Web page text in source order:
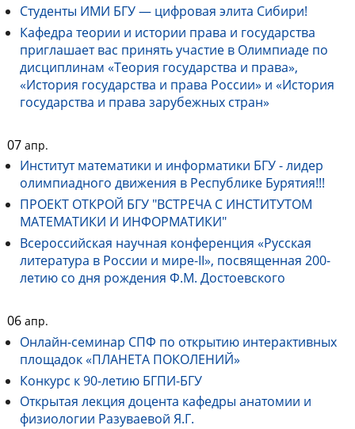
Студенты ИМИ БГУ — цифровая элита Сибири!
Кафедра теории и истории права и государства
приглашает вас принять участие в Олимпиаде по
дисциплинам «Теория государства и права»,
«История государства и права России» и «История
государства и права зарубежных стран»
07 апр.
Институт математики и информатики БГУ - лидер
олимпиадного движения в Республике Бурятия!!!
ПРОЕКТ ОТКРОЙ БГУ "ВСТРЕЧА С ИНСТИТУТОМ
МАТЕМАТИКИ И ИНФОРМАТИКИ"
Всероссийская научная конференция «Русская
литература в России и мире-II», посвященная 200-
летию со дня рождения Ф.М. Достоевского
06 апр.
Онлайн-семинар СПФ по открытию интерактивных
площадок «ПЛАНЕТА ПОКОЛЕНИЙ»
Конкурс к 90-летию БГПИ-БГУ
Открытая лекция доцента кафедры анатомии и
физиологии Разуваевой Я.Г.